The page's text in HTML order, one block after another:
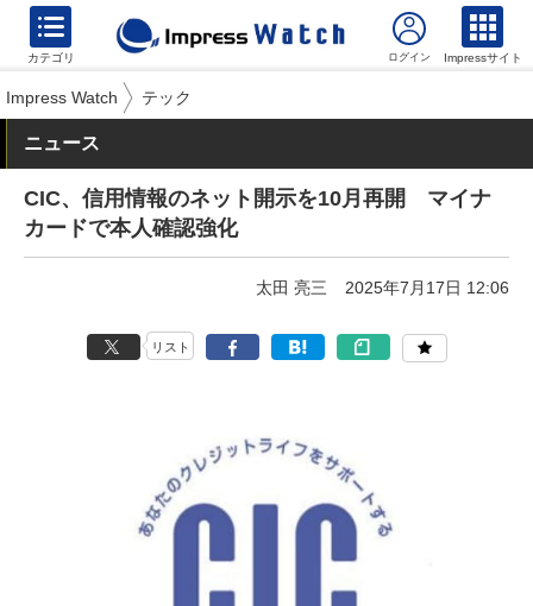
カテゴリ Impressサイト
Impress Watch テック
ニュース
CIC、信用情報のネット開示を10月再開 マイナ
カードで本人確認強化
太田 亮三 2025年7月17日 12:06
リスト